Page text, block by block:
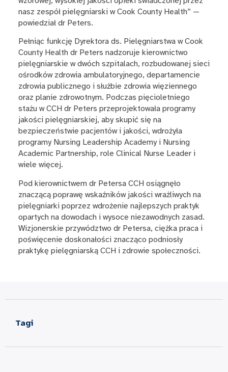
nasz zespół pielęgniarski w Cook County Health” —
powiedział dr Peters.
Pełniąc funkcję Dyrektora ds. Pielęgniarstwa w Cook
County Health dr Peters nadzoruje kierownictwo
pielęgniarskie w dwóch szpitalach, rozbudowanej sieci
ośrodków zdrowia ambulatoryjnego, departamencie
zdrowia publicznego i służbie zdrowia więziennego
oraz planie zdrowotnym. Podczas pięcioletniego
stażu w CCH dr Peters przeprojektowała programy
jakości pielęgniarskiej, aby skupić się na
bezpieczeństwie pacjentów i jakości, wdrożyła
programy Nursing Leadership Academy i Nursing
Academic Partnership, role Clinical Nurse Leader i
wiele więcej.
Pod kierownictwem dr Petersa CCH osiągnęło
znaczącą poprawę wskaźników jakości wrażliwych na
pielęgniarki poprzez wdrożenie najlepszych praktyk
opartych na dowodach i wysoce niezawodnych zasad.
Wizjonerskie przywództwo dr Petersa, ciężka praca i
poświęcenie doskonałości znacząco podniosły
praktykę pielęgniarską CCH i zdrowie społeczności.
Tagi